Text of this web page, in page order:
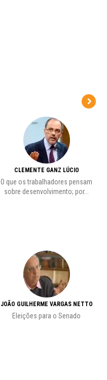
CLEMENTE GANZ LÚCIO
O que os trabalhadores pensam
sobre desenvolvimento; por...
JOÃO GUILHERME VARGAS NETTO
Eleições para o Senado